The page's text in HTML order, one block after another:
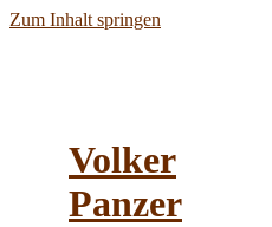
Zum Inhalt springen
Volker
Panzer